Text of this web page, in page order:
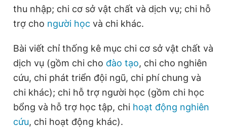
Theo dõi báo trên
Hotline
0906 645 777
Liên hệ quảng cáo
0908 780 404
Đặt báo Quảng cáo RSS
thu nhập; chi cơ sở vật chất và dịch vụ; chi hỗ
trợ cho người học và chi khác.
Bài viết chỉ thống kê mục chi cơ sở vật chất và
dịch vụ (gồm chi cho đào tạo, chi cho nghiên
cứu, chi phát triển đội ngũ, chi phí chung và
chi khác); chi hỗ trợ người học (gồm chi học
bổng và hỗ trợ học tập, chi hoạt động nghiên
cứu, chi hoạt động khác).